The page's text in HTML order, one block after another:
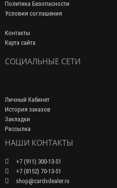
Политика Безопасности
Условия соглашения
Контакты
Карта сайта
СОЦИАЛЬНЫЕ СЕТИ
Личный Кабинет
История заказов
Закладки
Рассылка
НАШИ КОНТАКТЫ
+7 (911) 300-13-51
+7 (8152) 70-13-51
shop@cardsdealer.ru